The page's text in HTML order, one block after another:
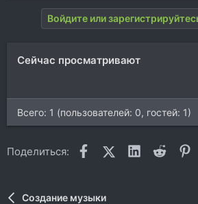
Войдите или
Сейчас просматривают
Всего: 1 (пользователей: 0, гостей: 1)
Поделиться: FacebookX (Twitter)
LinkedIn
Reddit
Создание музыки